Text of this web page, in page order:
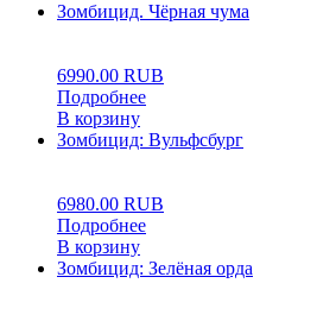
Зомбицид. Чёрная чума
6990.00 RUB
Подробнее
В корзину
Зомбицид: Вульфсбург
6980.00 RUB
Подробнее
В корзину
Зомбицид: Зелёная орда